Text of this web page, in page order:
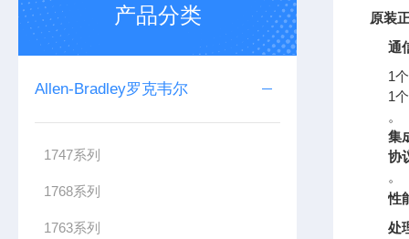
产品分类
Allen-Bradley罗克韦尔
1747系列
1768系列
1763系列
原装
通
1
1
。
集
协
。
性
处